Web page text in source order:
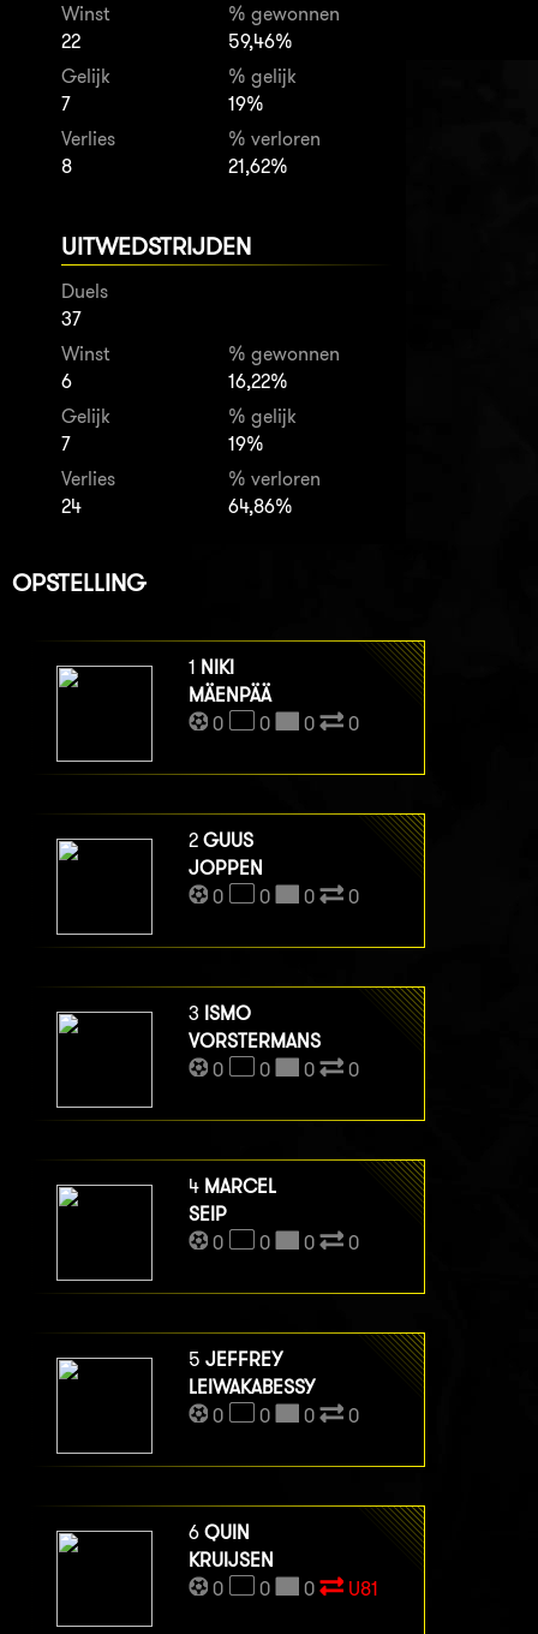
Winst
22
% gewonnen
59,46%
Gelijk
7
% gelijk
19%
Verlies
8
% verloren
21,62%
UITWEDSTRIJDEN
Duels
37
Winst
6
% gewonnen
16,22%
Gelijk
7
% gelijk
19%
Verlies
24
% verloren
64,86%
OPSTELLING
1 NIKI
MÄENPÄÄ
0
0 0 0
2 GUUS
JOPPEN
0
0 0 0
3 ISMO
VORSTERMANS
0
0 0 0
4 MARCEL
SEIP
0
0 0 0
5 JEFFREY
LEIWAKABESSY
0
0 0 0
6 QUIN
KRUIJSEN
0
0 0 U81